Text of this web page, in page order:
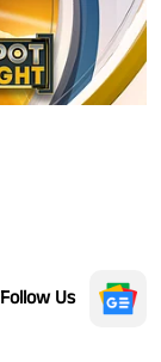
Follow Us